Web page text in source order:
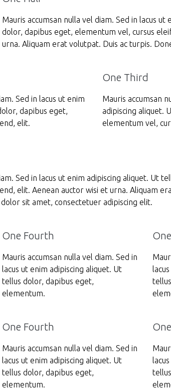
Mauris accumsan nulla vel diam. Sed in lacus
dolor, dapibus eget, elementum vel, cursus
urna. Aliquam erat volutpat. Duis ac turpis.
Sed in lacus ut enim
dapibus eget,
elit.
One Third
Mauris accumsan
adipiscing aliquet.
elementum vel,
Sed in lacus ut enim adipiscing aliquet. Ut
elit. Aenean auctor wisi et urna. Aliquam
sit amet, consectetuer adipiscing elit.
One Fourth
Mauris accumsan nulla vel diam. Sed in
lacus ut enim adipiscing aliquet. Ut
tellus dolor, dapibus eget,
elementum.
One Fourth
Mauris accumsan nulla vel diam. Sed in
lacus ut enim adipiscing aliquet. Ut
tellus dolor, dapibus eget,
elementum.